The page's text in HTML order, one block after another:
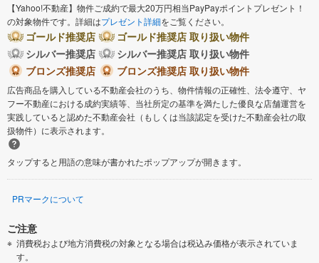
【Yahoo!不動産】物件ご成約で最大20万円相当PayPayポイントプレゼント！
の対象物件です。詳細はプレゼント詳細をご覧ください。
ゴールド推奨店
ゴールド推奨店 取り扱い物件
シルバー推奨店
シルバー推奨店 取り扱い物件
ブロンズ推奨店
ブロンズ推奨店 取り扱い物件
広告商品を購入している不動産会社のうち、物件情報の正確性、法令遵守、ヤ
フー不動産における成約実績等、当社所定の基準を満たした優良な店舗運営を
実践していると認めた不動産会社（もしくは当該認定を受けた不動産会社の取
扱物件）に表示されます。
タップすると用語の意味が書かれたポップアップが開きます。
PRマークについて
ご注意
消費税および地方消費税の対象となる場合は税込み価格が表示されていま
す。